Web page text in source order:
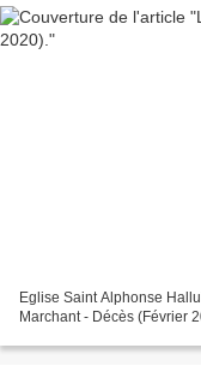
Eglise Saint Alphonse
Marchant - Décès (Février